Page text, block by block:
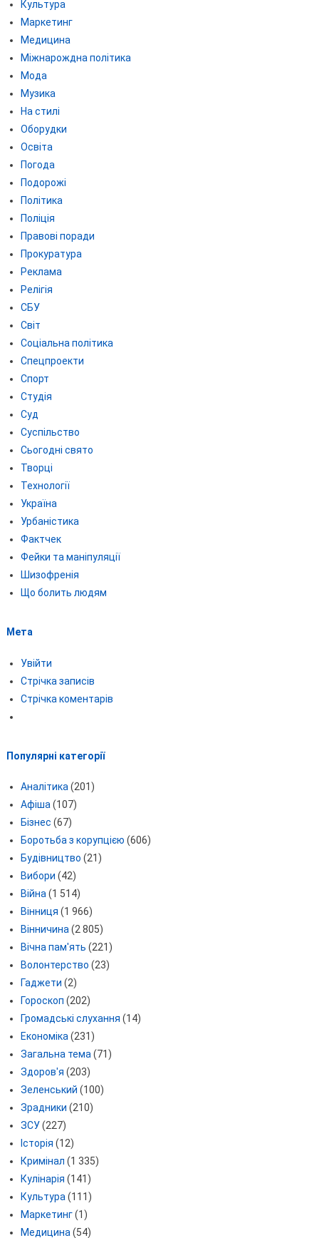
Культура
Маркетинг
Медицина
Міжнарождна політика
Мода
Музика
На стилі
Оборудки
Освіта
Погода
Подорожі
Політика
Поліція
Правові поради
Прокуратура
Реклама
Релігія
СБУ
Світ
Соціальна політика
Спецпроекти
Спорт
Студія
Суд
Суспільство
Сьогодні свято
Творці
Технології
Україна
Урбаністика
Фактчек
Фейки та маніпуляції
Шизофренія
Що болить людям
Мета
Увійти
Стрічка записів
Стрічка коментарів
Популярні категорії
Аналітика(201)
Афіша(107)
Бізнес (67)
Боротьба з корупцією (606)
Будівництво (21)
Вибори (42)
Війна(1 514)
Вінниця (1 966)
Вінничина(2 805)
Вічна пам'ять (221)
Волонтерство (23)
Гаджети (2)
Гороскоп (202)
Громадські слухання (14)
Економіка(231)
Загальна тема(71)
Здоров'я (203)
Зеленський (100)
Зрадники (210)
ЗСУ(227)
Історія (12)
Кримінал (1 335)
Кулінарія (141)
Культура(111)
Маркетинг(1)
Медицина(54)